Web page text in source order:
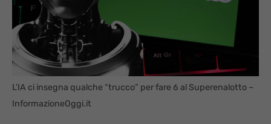
L’IA ci insegna qualche “trucco” per fare 6 al Superenalotto –
InformazioneOggi.it